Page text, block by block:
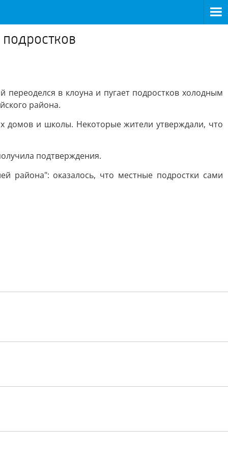
в клоуна и пугает подростков холодным
района.
домов и школы. Некоторые жители утверждали, что
подтверждения.
района": оказалось, что местные подростки сами